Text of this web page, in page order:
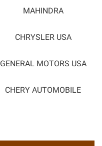
MAHINDRA
CHRYSLER USA
GENERAL MOTORS USA
CHERY AUTOMOBILE